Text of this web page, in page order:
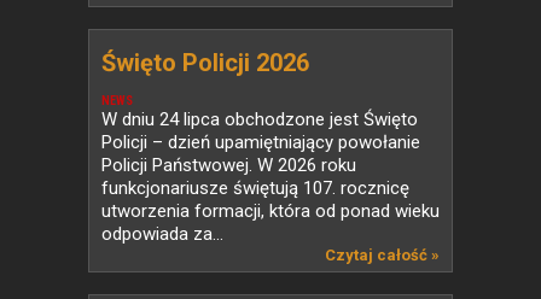
NEWS
Święto Policji 2026
W dniu 24 lipca obchodzone jest Święto
Policji – dzień upamiętniający powołanie
Policji Państwowej. W 2026 roku
funkcjonariusze świętują 107. rocznicę
utworzenia formacji, która od ponad wieku
odpowiada za...
Czytaj całość »